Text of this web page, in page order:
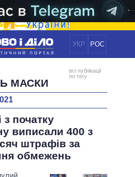
УКР РОС
ПОЛІТИКА
ЕКОНОМІКА
СУСПІЛЬСТВО
ОБIЦЯНКИ
ПОЛIТИКИ
ВІДЕО
МАСКИ
всі публікації
по тегу
з початку
виписали 400 з
штрафів за
обмежень